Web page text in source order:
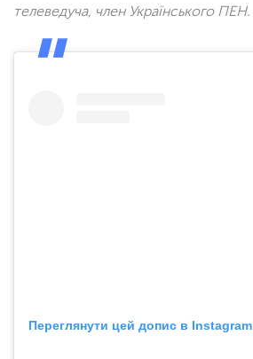
телеведуча, член Українського ПЕН.
Переглянути цей допис в Instagram